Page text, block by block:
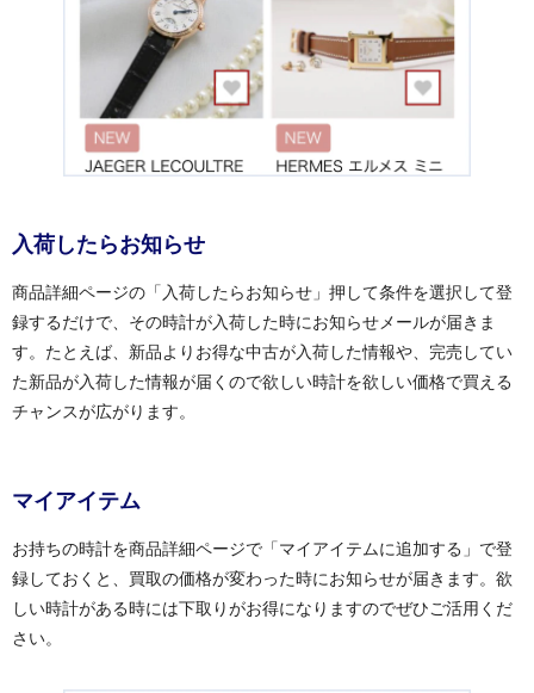
過去の特集をすべて見る>>
入荷したらお知らせ
商品詳細ページの「入荷したらお知らせ」押して条件を選択して登
録するだけで、その時計が入荷した時にお知らせメールが届きま
す。たとえば、新品よりお得な中古が入荷した情報や、完売してい
た新品が入荷した情報が届くので欲しい時計を欲しい価格で買える
チャンスが広がります。
マイアイテム
お持ちの時計を商品詳細ページで「マイアイテムに追加する」で登
録しておくと、買取の価格が変わった時にお知らせが届きます。欲
しい時計がある時には下取りがお得になりますのでぜひご活用くだ
さい。